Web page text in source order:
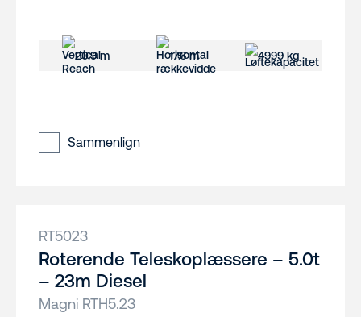
20.9 m 17.6 m 4999 kg
Sammenlign
RT5023
Roterende Teleskoplæssere – 5.0t
– 23m Diesel
Magni RTH5.23